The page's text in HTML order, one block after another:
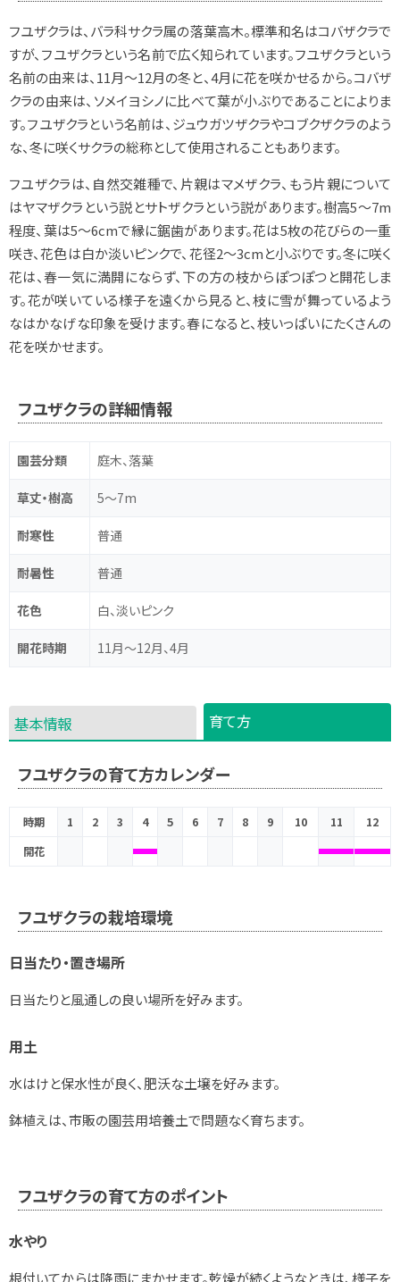
フユザクラは、バラ科サクラ属の落葉高木。標準和名はコバザクラで
すが、フユザクラという名前で広く知られています。フユザクラという
名前の由来は、11月～12月の冬と、4月に花を咲かせるから。コバザ
クラの由来は、ソメイヨシノに比べて葉が小ぶりであることによりま
す。フユザクラという名前は、ジュウガツザクラやコブクザクラのよう
な、冬に咲くサクラの総称として使用されることもあります。
フユザクラは、自然交雑種で、片親はマメザクラ、もう片親について
はヤマザクラという説とサトザクラという説があります。樹高5～7m
程度、葉は5～6cmで縁に鋸歯があります。花は5枚の花びらの一重
咲き、花色は白か淡いピンクで、花径2～3cmと小ぶりです。冬に咲く
花は、春一気に満開にならず、下の方の枝からぽつぽつと開花しま
す。花が咲いている様子を遠くから見ると、枝に雪が舞っているよう
なはかなげな印象を受けます。春になると、枝いっぱいにたくさんの
花を咲かせます。
フユザクラの詳細情報
園芸分類 庭木、落葉
草丈・樹高 5～7m
耐寒性 普通
耐暑性 普通
花色 白、淡いピンク
開花時期 11月～12月、4月
基本情報 育て方
フユザクラの育て方カレンダー
時期 1 2 3 4 5 6 7 8 9 10 11
12
開花
フユザクラの栽培環境
日当たり・置き場所
日当たりと風通しの良い場所を好みます。
用土
水はけと保水性が良く、肥沃な土壌を好みます。
鉢植えは、市販の園芸用培養土で問題なく育ちます。
フユザクラの育て方のポイント
水やり
根付いてからは降雨にまかせます。乾燥が続くようなときは、様子を